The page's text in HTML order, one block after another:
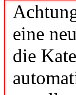
eine
die